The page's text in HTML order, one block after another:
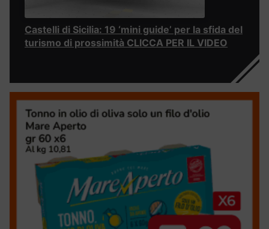
Castelli di Sicilia: 19 ‘mini guide’ per la sfida del
turismo di prossimità CLICCA PER IL VIDEO